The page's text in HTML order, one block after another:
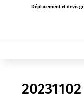
Déplacement et devis